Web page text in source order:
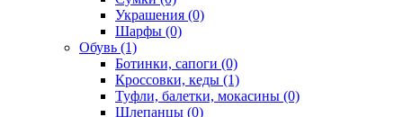
Украшения (0)
Шарфы (0)
Обувь (1)
Ботинки, сапоги (0)
Кроссовки, кеды (1)
Туфли, балетки, мокасины (0)
Шлепанцы (0)